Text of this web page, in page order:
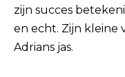
zijn succes
en echt. Zijn kleine
Adrians jas.